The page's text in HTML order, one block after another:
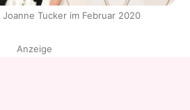
Tucker im Februar 2020
Anzeige